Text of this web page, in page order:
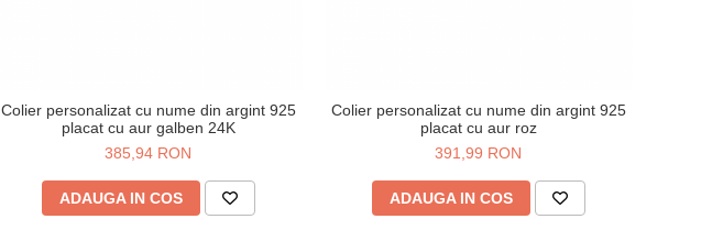
Colier personalizat cu nume din argint 925
placat cu aur galben 24K
385,94 RON
ADAUGA IN COS
Colier personalizat cu nume din argint 925
placat cu aur roz
391,99 RON
ADAUGA IN COS